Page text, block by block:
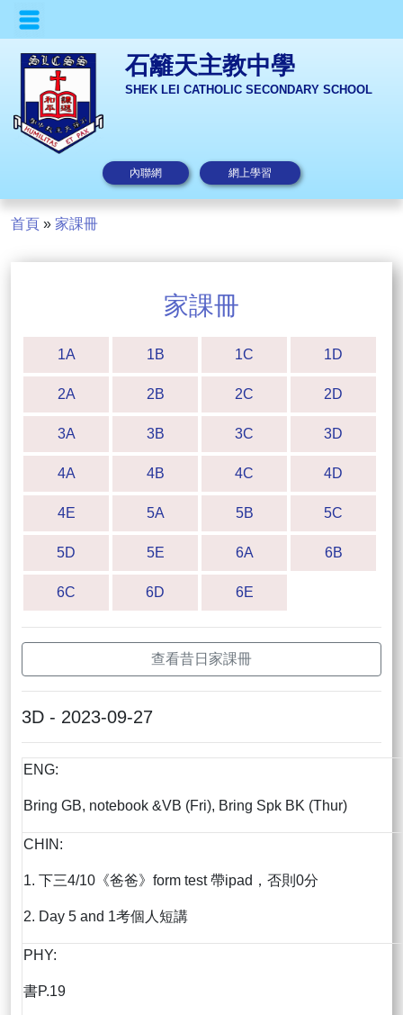
石籬天主教中學
SHEK LEI CATHOLIC SECONDARY SCHOOL
內聯網 網上學習
首頁 » 家課冊
家課冊
1A 1B 1C 1D
2A 2B 2C 2D
3A 3B 3C 3D
4A 4B 4C 4D
4E 5A 5B 5C
5D 5E 6A 6B
6C 6D 6E
查看昔日家課冊
3D - 2023-09-27
ENG:
Bring GB, notebook &VB (Fri), Bring Spk BK (Thur)
CHIN:
1. 下三4/10《爸爸》form test 帶ipad，否則0分
2. Day 5 and 1考個人短講
PHY:
書P.19